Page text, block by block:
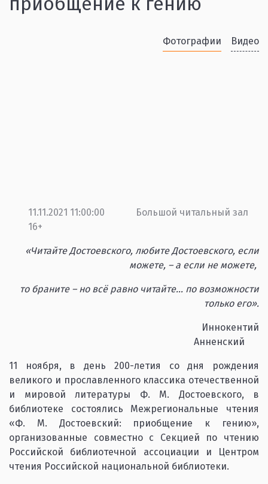
Фотографии Видео
11.11.2021 11:00:00
Большой читальный зал
16+
«Читайте Достоевского, любите Достоевского, если
можете, – а если не можете,
то браните – но всё равно читайте… по возможности
только его».
Иннокентий
Анненский
11 ноября, в день 200-летия со дня рождения
великого и прославленного классика отечественной
и мировой литературы Ф. М. Достоевского, в
библиотеке состоялись Межрегиональные чтения
«Ф. М. Достоевский: приобщение к гению»,
организованные совместно с Секцией по чтению
Российской библиотечной ассоциации и Центром
чтения Российской национальной библиотеки.